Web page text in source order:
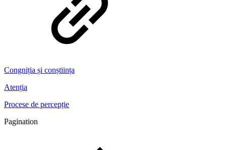
Congniția și conștiința
Atenția
Procese de percepție
Pagination